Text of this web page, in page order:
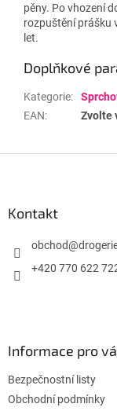
pěny. Po vhození
rozpuštění prášku
let.
Doplňkové
Kategorie:
EAN: Zvolte
Kontakt
obchod@
+420 770 622
Informace pro
Bezpečnostní listy
Obchodní podmínky